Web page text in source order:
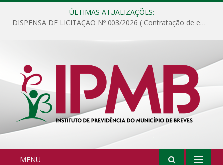
ÚLTIMAS ATUALIZAÇÕES:
DISPENSA DE LICITAÇÃO Nº 003/2026 ( Contratação de empresa para fornecimento de gêneros alimentícios não perecíveis, materiais de expediente, descartáveis, copa e cozinha, para análise e posterior publicação.)
MENU